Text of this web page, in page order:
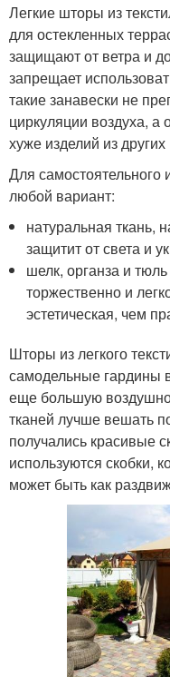
Легкие шторы из
для остекленных
защищают от ветра и
запрещает
такие занавески не
циркуляции воздуха, а
хуже изделий из
Для самостоятельного
любой вариант:
натуральная ткань,
защитит от света и
шелк, органза и
торжественно и
эстетическая, чем
Шторы из легкого
самодельные гардины
еще большую
тканей лучше вешать
получались красивые
используются скобки,
может быть как